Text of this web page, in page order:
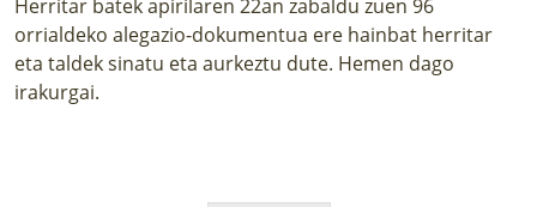
Herritar batek apirilaren 22an zabaldu zuen 96
orrialdeko alegazio-dokumentua ere hainbat herritar
eta taldek sinatu eta aurkeztu dute. Hemen dago
irakurgai.